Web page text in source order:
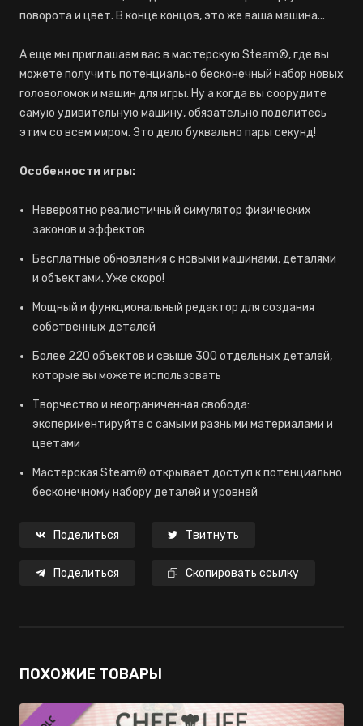
поворота и цвет. В конце концов, это же ваша машина...
А еще мы приглашаем вас в мастерскую Steam®, где вы
можете получить потенциально бесконечный набор новых
головоломок и машин для игры. Ну а когда вы соорудите
самую удивительную машину, обязательно поделитесь
этим со всем миром. Это дело буквально пары секунд!
Особенности игры:
Невероятно реалистичный симулятор физических
законов и эффектов
Бесплатные обновления с новыми машинами, деталями
и объектами. Уже скоро!
Мощный и функциональный редактор для создания
собственных деталей
Более 220 объектов и свыше 300 отдельных деталей,
которые вы можете использовать
Творчество и неограниченная свобода:
экспериментируйте с самыми разными материалами и
цветами
Мастерская Steam® открывает доступ к потенциально
бесконечному набору деталей и уровней
Поделиться Твитнуть
Поделиться Скопировать ссылку
ПОХОЖИЕ ТОВАРЫ